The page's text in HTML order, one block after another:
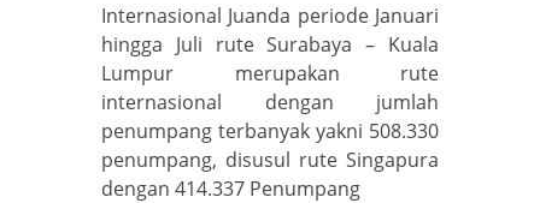
Internasional Juanda periode Januari
hingga Juli rute Surabaya – Kuala
Lumpur merupakan rute
internasional dengan jumlah
penumpang terbanyak yakni 508.330
penumpang, disusul rute Singapura
dengan 414.337 Penumpang